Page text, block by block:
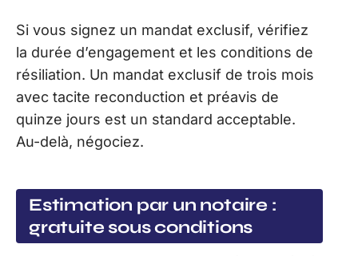
Si vous signez un mandat exclusif, vérifiez
la durée d’engagement et les conditions de
résiliation. Un mandat exclusif de trois mois
avec tacite reconduction et préavis de
quinze jours est un standard acceptable.
Au-delà, négociez.
Estimation par un notaire :
gratuite sous conditions